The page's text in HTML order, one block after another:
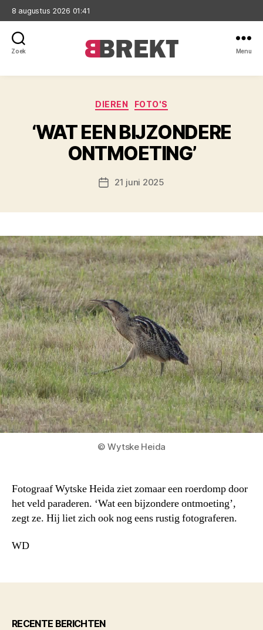
8 augustus 2026 01:41
Zoek Menu
Categorieën
DIEREN FOTO'S
‘WAT EEN BIJZONDERE
ONTMOETING’
Berichtdatum
21 juni 2025
© Wytske Heida
Fotograaf Wytske Heida ziet zomaar een roerdomp door
het veld paraderen. ‘Wat een bijzondere ontmoeting’,
zegt ze. Hij liet zich ook nog eens rustig fotograferen.
WD
RECENTE BERICHTEN